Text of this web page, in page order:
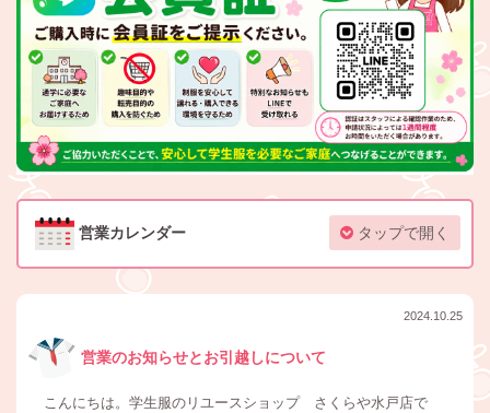
営業カレンダー タップで開く
2024.10.25
営業のお知らせとお引越しについて
こんにちは。学生服のリユースショップ さくらや水戸店で